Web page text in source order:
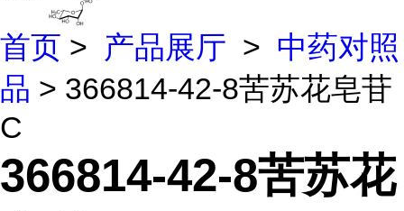
首页 > 产品展厅 > 中药对照
品 > 366814-42-8苦苏花皂苷
C
366814-42-8苦苏花